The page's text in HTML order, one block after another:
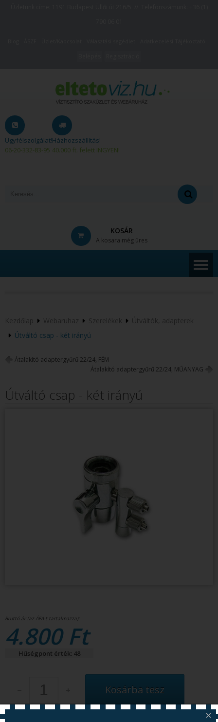
Ügyfélszolgálat!
06-20-332-83-95
Házhozszállítás!
40.000 ft. felett INGYEN!
KOSÁR
A kosara még üres
Kezdőlap Webaruhaz Szerelékek
Útváltók, adapterek
Útváltó csap - két irányú
Átalakító adaptergyűrű 22/24, FÉM
Átalakító adaptergyűrű 22/24, MŰANYAG
Útváltó csap - két irányú
4.800 Ft
Hűségpont érték: 48
×